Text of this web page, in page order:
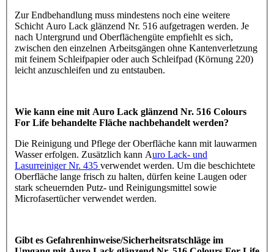
Zur Endbehandlung muss mindestens noch eine weitere
Schicht Auro Lack glänzend Nr. 516 aufgetragen werden. Je
nach Untergrund und Oberflächengüte empfiehlt es sich,
zwischen den einzelnen Arbeitsgängen ohne Kantenverletzung
mit feinem Schleifpapier oder auch Schleifpad (Körnung 220)
leicht anzuschleifen und zu entstauben.
Wie kann eine mit Auro Lack glänzend Nr. 516 Colours
For Life behandelte Fläche nachbehandelt werden?
Die Reinigung und Pflege der Oberfläche kann mit lauwarmen
Wasser erfolgen. Zusätzlich kann Auro Lack- und
Lasurreiniger Nr. 435 verwendet werden. Um die beschichtete
Oberfläche lange frisch zu halten, dürfen keine Laugen oder
stark scheuernden Putz- und Reinigungsmittel sowie
Microfasertücher verwendet werden.
Gibt es Gefahrenhinweise/Sicherheitsratschläge im